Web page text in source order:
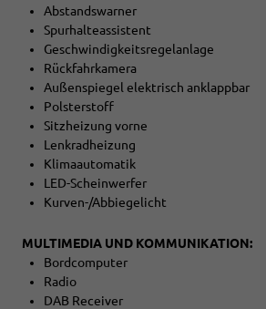
Abstandswarner
Spurhalteassistent
Geschwindigkeitsregelanlage
Rückfahrkamera
Außenspiegel elektrisch anklappbar
Polsterstoff
Sitzheizung vorne
Lenkradheizung
Klimaautomatik
LED-Scheinwerfer
Kurven-/Abbiegelicht
MULTIMEDIA UND KOMMUNIKATION:
Bordcomputer
Radio
DAB Receiver